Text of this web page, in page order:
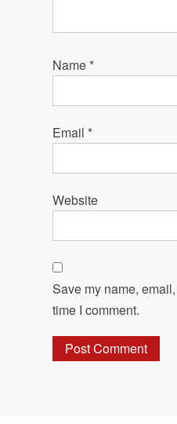
Name *
Email *
Website
Save my name,
time I comment.